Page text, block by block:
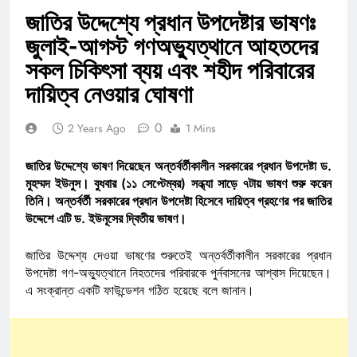
জাতির উদ্দেশ্যে প্রধান উপদেষ্টার ভাষণঃ
জুলাই-আগস্ট গণঅভ্যুত্থানে আহতদের
সকল চিকিৎসা ব্যয় এবং শহীদ পরিবারের
দায়িত্ব নেওয়ার ঘোষণা
2 Years Ago 0 1 Mins
জাতির উদ্দেশ্যে ভাষণ দিয়েছেন অন্তর্বর্তীকালীন সরকারের প্রধান উপদেষ্টা ড.
মুহম্মদ ইউনুস। বুধবার (১১ সেপ্টেম্বর) সন্ধ্যা সাড়ে ৭টায় ভাষণ শুরু করেন
তিনি। অন্তর্বর্তী সরকারের প্রধান উপদেষ্টা হিসেবে দায়িত্ব গ্রহণের পর জাতির
উদ্দেশে এটি ড. ইউনূসের দ্বিতীয় ভাষণ।
জাতির উদ্দেশ্য দেওয়া ভাষণের শুরুতেই অন্তর্বর্তীকালীন সরকারের প্রধান
উপদেষ্টা গণ-অভ্যুত্থানে নিহতদের পরিবারকে পুর্নবাসনের আশ্বাস দিয়েছেন।
এ সংক্রান্ত একটি ফাউন্ডেশন গঠিত হয়েছে বলে জানান।